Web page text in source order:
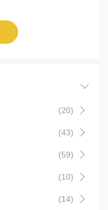
(20)
(43)
(59)
(10)
(14)